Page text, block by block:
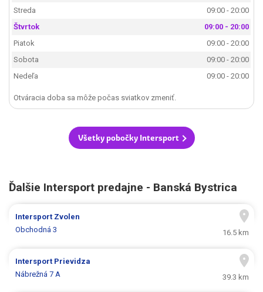
Streda
09:00 - 20:00
Štvrtok
09:00 - 20:00
Piatok
09:00 - 20:00
Sobota
09:00 - 20:00
Nedeľa
09:00 - 20:00
Otváracia doba sa môže počas sviatkov zmeniť.
Všetky pobočky Intersport
Ďalšie Intersport predajne - Banská Bystrica
Intersport Zvolen
Obchodná 3
16.5 km
Intersport Prievidza
Nábrežná 7 A
39.3 km